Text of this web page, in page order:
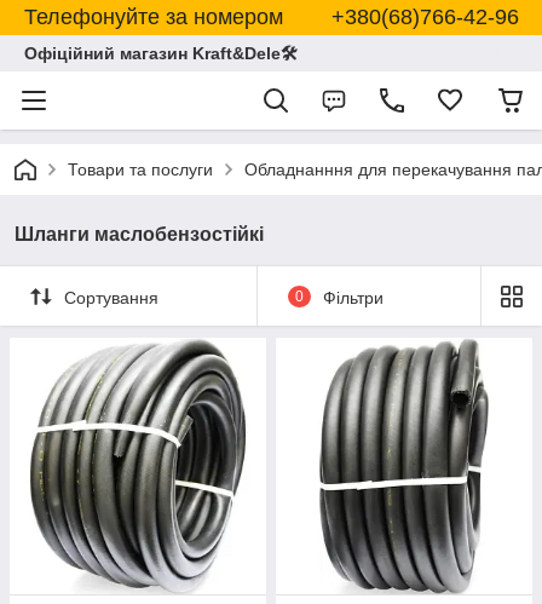
Телефонуйте за номером +380(68)766-42-96
Офіційний магазин Kraft&Dele🛠
Товари та послуги Обладнанння для перекачування
Шланги маслобензостійкі
Сортування 0 Фільтри